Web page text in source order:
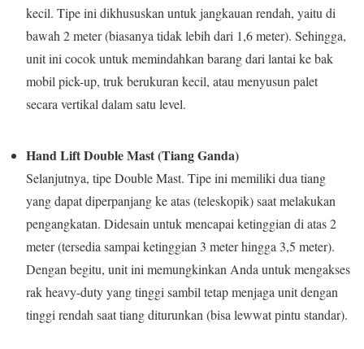
kecil. Tipe ini dikhususkan untuk jangkauan rendah, yaitu di
bawah 2 meter (biasanya tidak lebih dari 1,6 meter). Sehingga,
unit ini cocok untuk memindahkan barang dari lantai ke bak
mobil pick-up, truk berukuran kecil, atau menyusun palet
secara vertikal dalam satu level.
Hand Lift Double Mast (Tiang Ganda)
Selanjutnya, tipe Double Mast. Tipe ini memiliki dua tiang
yang dapat diperpanjang ke atas (teleskopik) saat melakukan
pengangkatan. Didesain untuk mencapai ketinggian di atas 2
meter (tersedia sampai ketinggian 3 meter hingga 3,5 meter).
Dengan begitu, unit ini memungkinkan Anda untuk mengakses
rak heavy-duty yang tinggi sambil tetap menjaga unit dengan
tinggi rendah saat tiang diturunkan (bisa lewwat pintu standar).